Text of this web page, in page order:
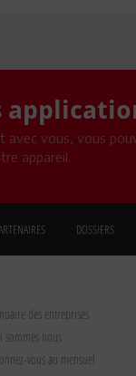
avec vous, vous
appareil.
DOSSIERS
des entreprises
sommes nous
vous au mensuel